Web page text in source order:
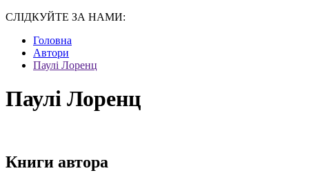
СЛІДКУЙТЕ ЗА НАМИ:
Головна
Автори
Паулі Лоренц
Паулі Лоренц
Книги автора